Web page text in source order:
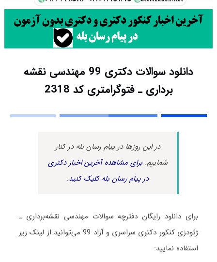
دانلود سوالات دکتری 99 مهندسی نقشه
برداری ـ فتوگرامتری کد 2318
در این روزها در پیام رسان بله در کنار
شماییم.برای مشاهده آخرین اخبار دکتری
در پیام رسان بله کلیک کنید.
برای دانلود رایگان دفترچه سوالات مهندسی نقشه­‌برداری ـ
ژئودزی کنکور دکتری سراسری و آزاد 99 می‌توانید از لینک زیر
استفاده نمایید: